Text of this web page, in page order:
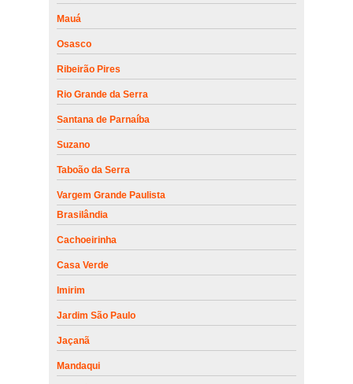
Mauá
Osasco
Ribeirão Pires
Rio Grande da Serra
Santana de Parnaíba
Suzano
Taboão da Serra
Vargem Grande Paulista
Brasilândia
Cachoeirinha
Casa Verde
Imirim
Jardim São Paulo
Jaçanã
Mandaqui